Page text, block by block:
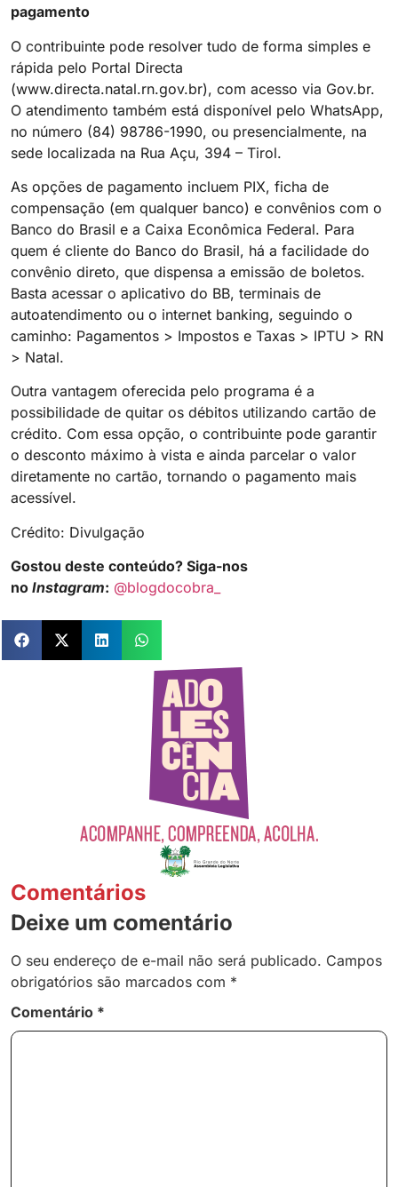
pagamento
O contribuinte pode resolver tudo de forma simples e
rápida pelo Portal Directa
(www.directa.natal.rn.gov.br), com acesso via Gov.br.
O atendimento também está disponível pelo WhatsApp,
no número (84) 98786-1990, ou presencialmente, na
sede localizada na Rua Açu, 394 – Tirol.
As opções de pagamento incluem PIX, ficha de
compensação (em qualquer banco) e convênios com o
Banco do Brasil e a Caixa Econômica Federal. Para
quem é cliente do Banco do Brasil, há a facilidade do
convênio direto, que dispensa a emissão de boletos.
Basta acessar o aplicativo do BB, terminais de
autoatendimento ou o internet banking, seguindo o
caminho: Pagamentos > Impostos e Taxas > IPTU > RN
> Natal.
Outra vantagem oferecida pelo programa é a
possibilidade de quitar os débitos utilizando cartão de
crédito. Com essa opção, o contribuinte pode garantir
o desconto máximo à vista e ainda parcelar o valor
diretamente no cartão, tornando o pagamento mais
acessível.
Crédito: Divulgação
Gostou deste conteúdo? Siga-nos
no Instagram: @blogdocobra_
Comentários
Deixe um comentário
O seu endereço de e-mail não será publicado. Campos
obrigatórios são marcados com *
Comentário *